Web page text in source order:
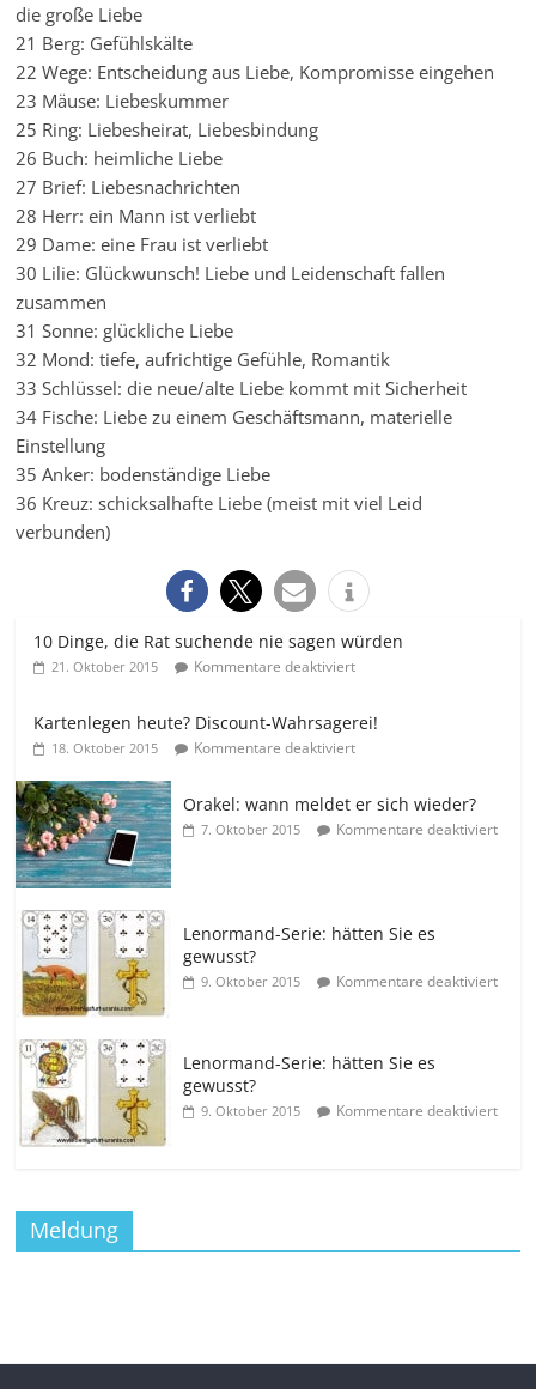
die große Liebe
21 Berg: Gefühlskälte
22 Wege: Entscheidung aus Liebe, Kompromisse eingehen
23 Mäuse: Liebeskummer
25 Ring: Liebesheirat, Liebesbindung
26 Buch: heimliche Liebe
27 Brief: Liebesnachrichten
28 Herr: ein Mann ist verliebt
29 Dame: eine Frau ist verliebt
30 Lilie: Glückwunsch! Liebe und Leidenschaft fallen
zusammen
31 Sonne: glückliche Liebe
32 Mond: tiefe, aufrichtige Gefühle, Romantik
33 Schlüssel: die neue/alte Liebe kommt mit Sicherheit
34 Fische: Liebe zu einem Geschäftsmann, materielle
Einstellung
35 Anker: bodenständige Liebe
36 Kreuz: schicksalhafte Liebe (meist mit viel Leid
verbunden)
10 Dinge, die Rat suchende nie sagen würden
21. Oktober 2015 Kommentare deaktiviert
Kartenlegen heute? Discount-Wahrsagerei!
18. Oktober 2015 Kommentare deaktiviert
Orakel: wann meldet er sich wieder?
7. Oktober 2015 Kommentare deaktiviert
Lenormand-Serie: hätten Sie es
gewusst?
9. Oktober 2015 Kommentare deaktiviert
Lenormand-Serie: hätten Sie es
gewusst?
9. Oktober 2015 Kommentare deaktiviert
Meldung